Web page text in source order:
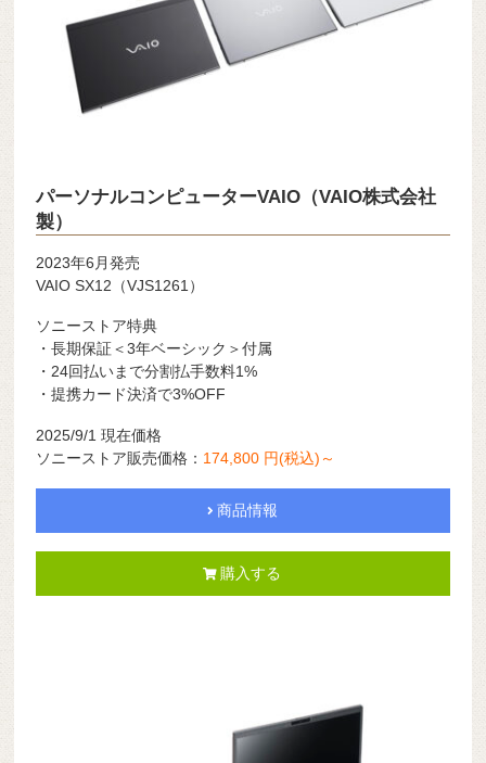
パーソナルコンピューターVAIO（VAIO株式会社
製）
2023年6月発売
VAIO SX12（VJS1261）
ソニーストア特典
・長期保証＜3年ベーシック＞付属
・24回払いまで分割払手数料1%
・提携カード決済で3%OFF
2025/9/1 現在価格
ソニーストア販売価格： 174,800 円(税込)～
商品情報
購入する